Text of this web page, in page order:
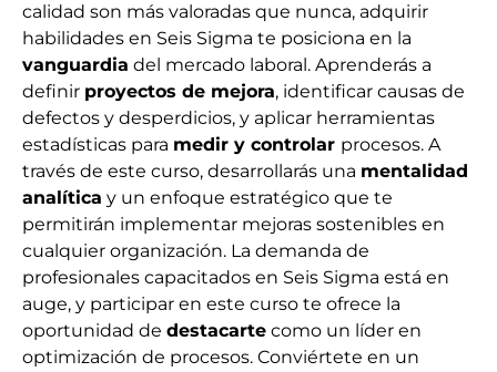
calidad son más valoradas que nunca, adquirir
habilidades en Seis Sigma te posiciona en la
vanguardia del mercado laboral. Aprenderás a
definir proyectos de mejora, identificar causas de
defectos y desperdicios, y aplicar herramientas
estadísticas para medir y controlar procesos. A
través de este curso, desarrollarás una mentalidad
analítica y un enfoque estratégico que te
permitirán implementar mejoras sostenibles en
cualquier organización. La demanda de
profesionales capacitados en Seis Sigma está en
auge, y participar en este curso te ofrece la
oportunidad de destacarte como un líder en
optimización de procesos. Conviértete en un